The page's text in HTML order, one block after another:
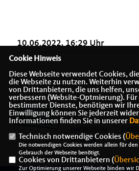
10.06.2022, 16:29 Uhr
KONTAKT
Cookie Hinweis
Diese Webseite verwendet Cookies,
die Webseite zu nutzen. Weiterhin
von Drittanbietern, die uns helfen,
verbessern (Website-Optmierung).
bestimmter Dienste, benötigen wir
Einwilligung können Sie jederzeit
Informationen finden Sie in unserer
Technisch notwendige Cookies (
Die notwendigen Cookies werden allein für
Gebrauch der Webseite benötigt.
Cookies von Drittanbietern (
Zur Optimierung unserer Webseite binden wir